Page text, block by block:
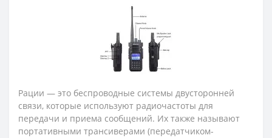
Рации — это беспроводные системы двусторонней
связи, которые используют радиочастоты для
передачи и приема сообщений. Их также называют
портативными трансиверами (передатчиком-